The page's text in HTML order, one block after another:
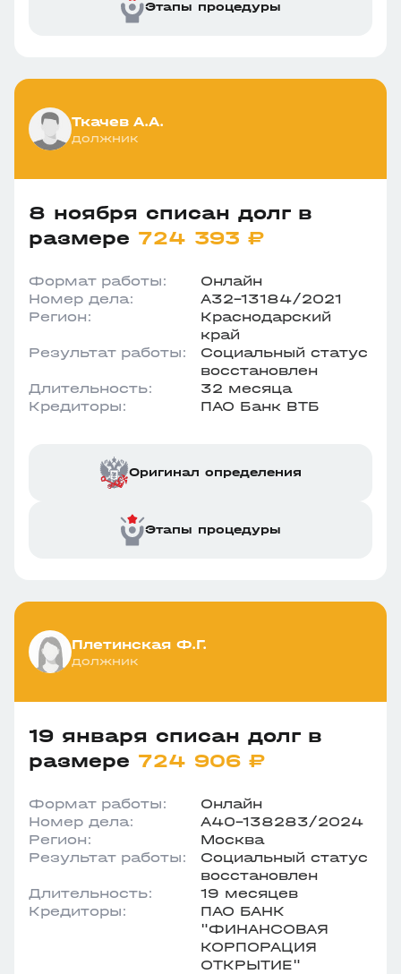
Этапы процедуры
Ткачев А.А.
должник
8 ноября списан долг в
размере 724 393 ₽
Формат работы:
Онлайн
Номер дела:
А32-13184/2021
Регион:
Краснодарский
край
Результат работы:
Социальный статус
восстановлен
Длительность:
32 месяца
Кредиторы:
ПАО Банк ВТБ
Оригинал определения
Этапы процедуры
Плетинская Ф.Г.
должник
19 января списан долг в
размере 724 906 ₽
Формат работы:
Онлайн
Номер дела:
А40-138283/2024
Регион:
Москва
Результат работы:
Социальный статус
восстановлен
Длительность:
19 месяцев
Кредиторы:
ПАО БАНК
"ФИНАНСОВАЯ
КОРПОРАЦИЯ
ОТКРЫТИЕ"